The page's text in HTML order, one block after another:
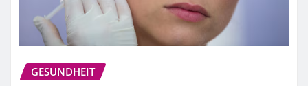
GESUNDHEIT